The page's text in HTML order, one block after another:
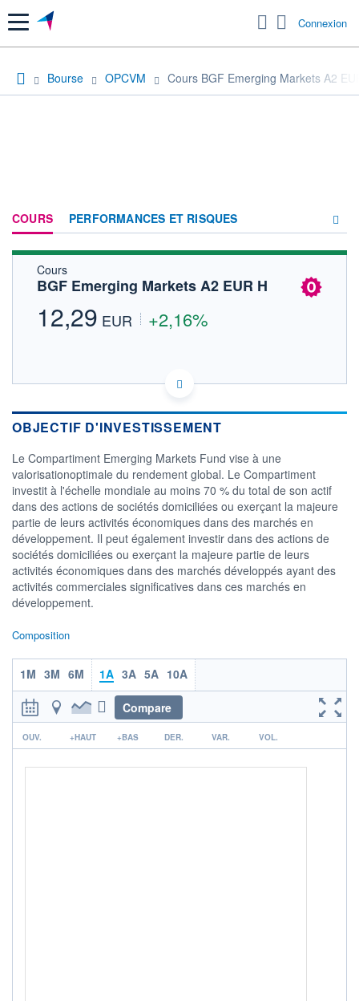
Menu Connexion
Bourse OPCVM Cours BGF Emerging Markets A2
COURS PERFORMANCES ET RISQUES
FORUM
Cours
BGF Emerging Markets A2 EUR H
12,29 EUR +2,16%
OPCVM DERNIER COURS CONNU AU 05/08/2026
01/12 08/04
10
CATÉGORIE MORNINGSTAR
Actions Secteur Autres
FONDS PARTENAIRES
PEA PEA-PME BOURSOVIE LUX
BOURSOVIE
CTO BUSINESS
ACTIF NET (EUR)
631M / 31.07.26
NOTATION MORNINGSTAR ⁽¹⁾
OBJECTIF D'INVESTISSEMENT
Le Compartiment Emerging Markets Fund vise à une
valorisationoptimale du rendement global. Le Compartiment
investit à l'échelle mondiale au moins 70 % du total de son actif
dans des actions de sociétés domiciliées ou exerçant la majeure
partie de leurs activités économiques dans des marchés en
développement. Il peut également investir dans des actions de
sociétés domiciliées ou exerçant la majeure partie de leurs
activités économiques dans des marchés développés ayant des
activités commerciales significatives dans ces marchés en
développement.
Composition
1M 3M 6M 1A 3A 5A 10A
Compare
r
OUV. +HAUT +BAS DER. VAR. VOL.